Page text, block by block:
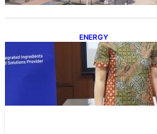
ENERGY
Dukung
Implementasi